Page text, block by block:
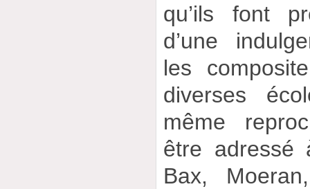
qu’ils font
d’une
les
diverses
même
être adressé
Bax,